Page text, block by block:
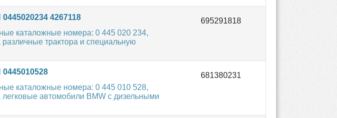
4267118
каталожные номера: 0 445 020 234,
трактора и специальную
каталожные номера: 0 445 010 528,
автомобили BMW с дизельными